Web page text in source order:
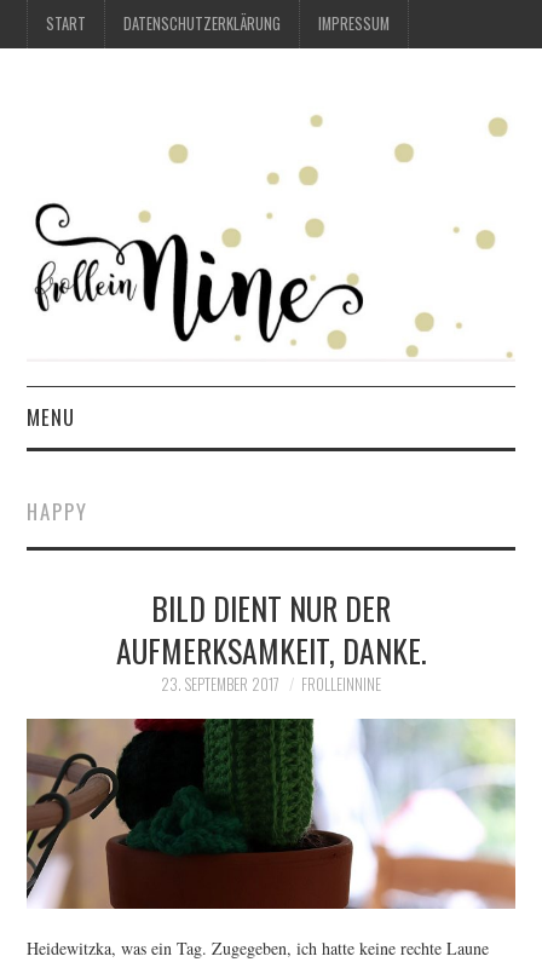
START DATENSCHUTZERKLÄRUNG IMPRESSUM
MENU
HAPPY
BILD DIENT NUR DER
AUFMERKSAMKEIT, DANKE.
23. SEPTEMBER 2017 FROLLEINNINE
Heidewitzka, was ein Tag. Zugegeben, ich hatte keine rechte Laune